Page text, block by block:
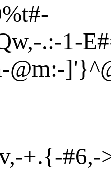
#-
,-.:-1-E
-@m:-]'}^
,-+.{-#6,-